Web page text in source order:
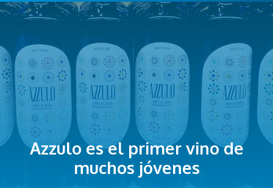
Azzulo es el primer vino de
muchos jóvenes